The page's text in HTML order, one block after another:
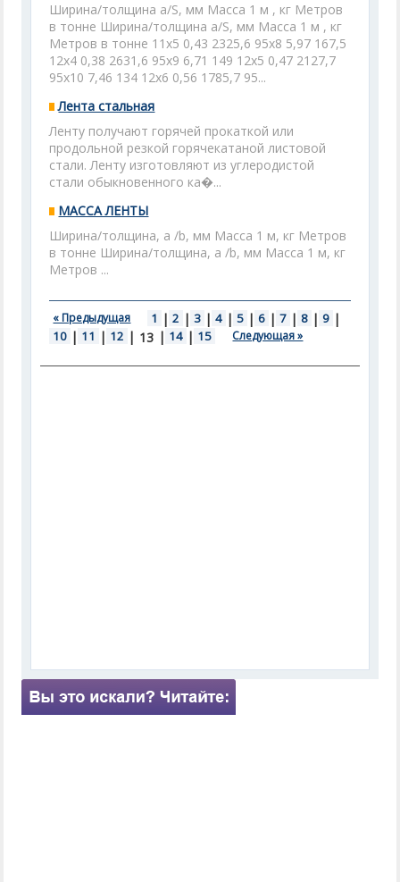
Ширина/толщина а/S, мм Масса 1 м , кг Метров
в тонне Ширина/толщина а/S, мм Масса 1 м , кг
Метров в тонне 11x5 0,43 2325,6 95x8 5,97 167,5
12x4 0,38 2631,6 95x9 6,71 149 12x5 0,47 2127,7
95x10 7,46 134 12x6 0,56 1785,7 95...
Лента стальная
Ленту получают горячей прокаткой или
продольной резкой горячекатаной листовой
стали. Ленту изготовляют из углеродистой
стали обыкновенного ка�...
МАССА ЛЕНТЫ
Ширина/толщина, а /b, мм Масса 1 м, кг Метров
в тонне Ширина/толщина, а /b, мм Масса 1 м, кг
Метров ...
« Предыдущая 1 | 2 | 3 | 4 | 5 | 6 | 7 | 8 | 9 |
10 | 11 | 12 | 13 | 14 | 15 Следующая »